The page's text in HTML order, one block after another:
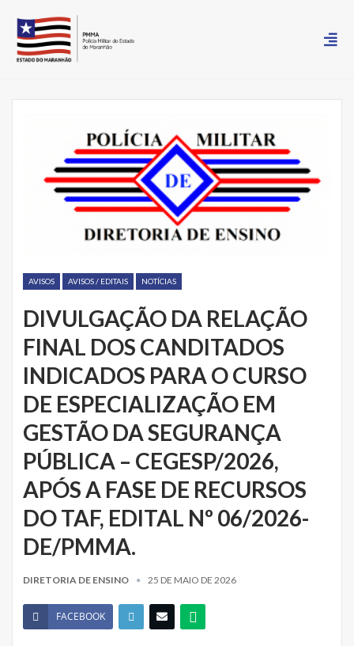
AVISOS AVISOS / EDITAIS NOTÍCIAS
DIVULGAÇÃO DA RELAÇÃO
FINAL DOS CANDITADOS
INDICADOS PARA O CURSO
DE ESPECIALIZAÇÃO EM
GESTÃO DA SEGURANÇA
PÚBLICA – CEGESP/2026,
APÓS A FASE DE RECURSOS
DO TAF, EDITAL Nº 06/2026-
DE/PMMA.
DIRETORIA DE ENSINO 25 DE MAIO DE 2026
FACEBOOK